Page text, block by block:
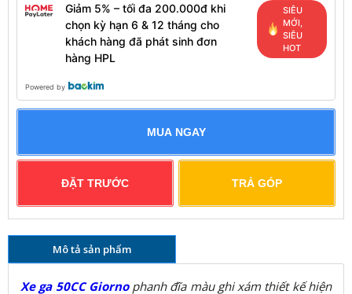
Giảm 5% – tối đa 200.000đ khi
chọn kỳ hạn 6 & 12 tháng cho
khách hàng đã phát sinh đơn
hàng HPL
SIÊU
MỚI,
SIÊU
HOT
Powered by
MUA NGAY
ĐẶT TRƯỚC TRẢ GÓP
Mô tả sản phẩm
Xe ga 50CC Giornophanh đĩa màu ghi xám thiết kế hiện